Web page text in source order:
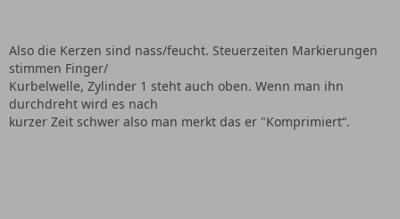
Also die Kerzen sind nass/feucht. Steuerzeiten Markierungen
stimmen Finger/
Kurbelwelle, Zylinder 1 steht auch oben. Wenn man ihn
durchdreht wird es nach
kurzer Zeit schwer also man merkt das er "Komprimiert“.